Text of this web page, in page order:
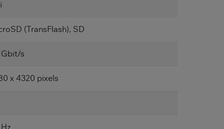
(TransFlash), SD
s
x 4320 pixels